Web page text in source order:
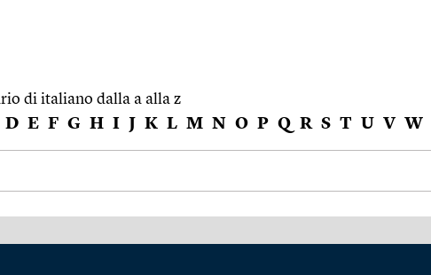
di italiano dalla a alla z
D E F G H I J K L M N O P Q R S T U V W